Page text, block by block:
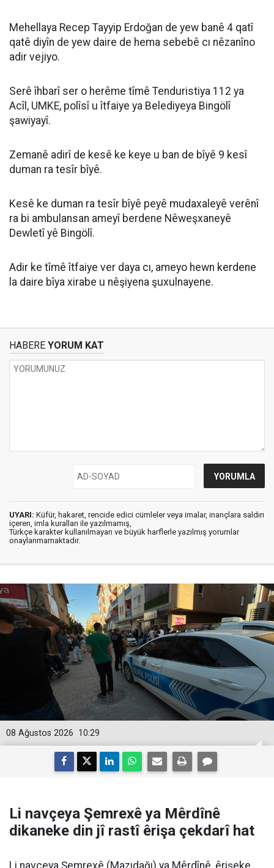
Mehellaya Recep Tayyip Erdoğan de yew banê 4 qatî
qatê diyîn de yew daire de hema sebebê cı nêzanîno
adir vejiyo.
Serê îhbarî ser o herême tîmê Tenduristiya 112 ya
Acîl, UMKE, polîsî u îtfaiye ya Belediyeya Bingölî
şawiyayî.
Zemanê adirî de kesê ke keye u ban de bîyê 9 kesî
duman ra tesîr bîyê.
Kesê ke duman ra tesîr bîyê peyê mudaxaleyê verênî
ra bi ambulansan ameyî berdene Nêweşxaneyê
Dewletî yê Bingölî.
Adir ke tîmê îtfaiye ver daya cı, ameyo hewn kerdene
la daire bîya xirabe u nêşiyena şuxulnayene.
HABERE YORUM KAT
UYARI: Küfür, hakaret, rencide edici cümleler veya imalar, inançlara saldırı
içeren, imla kuralları ile yazılmamış,
Türkçe karakter kullanılmayan ve büyük harflerle yazılmış yorumlar
onaylanmamaktadır.
10:29
08 Ağustos 2026
Li navçeya Şemrexê ya Mêrdînê
dikaneke din jî rastî êrişa çekdarî hat
Li navçeya Şemrexê (Mazıdağı) ya Mêrdînê, êrişeke